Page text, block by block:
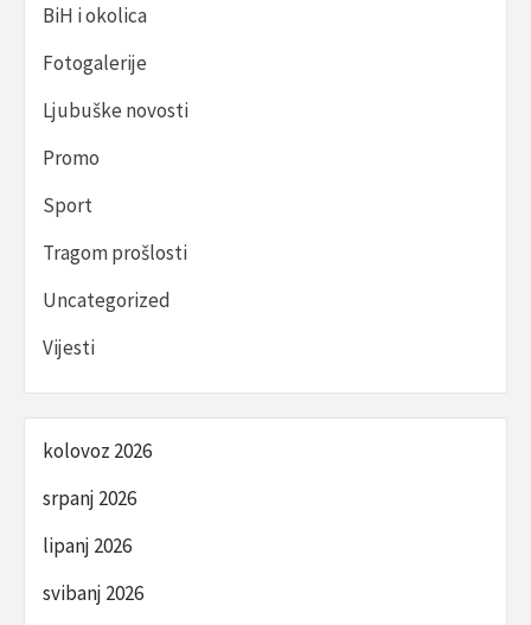
BiH i okolica
Fotogalerije
Ljubuške novosti
Promo
Sport
Tragom prošlosti
Uncategorized
Vijesti
kolovoz 2026
srpanj 2026
lipanj 2026
svibanj 2026